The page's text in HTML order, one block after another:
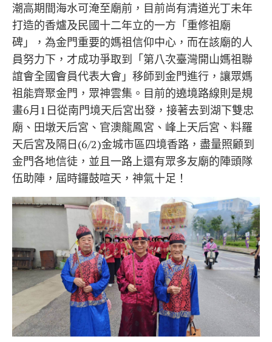
潮高期間海水可淹至廟前，目前尚有清道光丁未年
打造的香爐及民國十二年立的一方「重修祖廟
碑」，為金門重要的媽祖信仰中心，而在該廟的人
員努力下，才成功爭取到「第八次臺灣開山媽祖聯
誼會全國會員代表大會」移師到金門進行，讓眾媽
祖能齊聚金門，眾神雲集。目前的遶境路線則是規
畫6月1日從南門境天后宮出發，接著去到湖下雙忠
廟、田墩天后宮、官澳龍鳳宮、峰上天后宮、料羅
天后宮及隔日(6/2)金城市區四境香路，盡量照顧到
金門各地信徒，並且一路上還有眾多友廟的陣頭隊
伍助陣，屆時鑼鼓喧天，神氣十足！